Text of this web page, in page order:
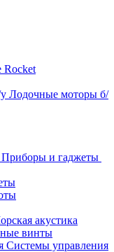
Rocket
Лодочные моторы б/
Приборы и гаджеты
акустика
винты
Системы управления